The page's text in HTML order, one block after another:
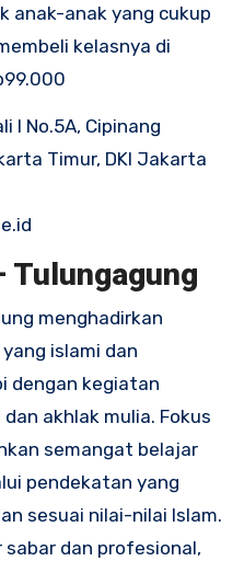
anak-anak yang cukup
kelasnya di
I No.5A, Cipinang
Timur, DKI Jakarta
Tulungagung
menghadirkan
islami dan
dengan kegiatan
akhlak mulia. Fokus
semangat belajar
pendekatan yang
sesuai nilai-nilai Islam.
dan profesional,